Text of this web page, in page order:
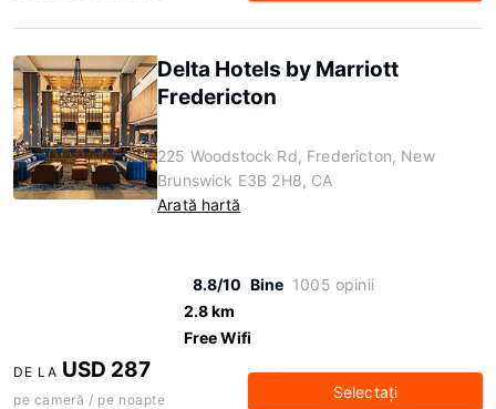
Delta Hotels by Marriott
Fredericton
225 Woodstock Rd, Fredericton, New
Brunswick E3B 2H8, CA
Arată hartă
8.8/10 Bine 1005 opinii
2.8 km
Free Wifi
DE LA USD 287
pe cameră / pe noapte Selectaţi